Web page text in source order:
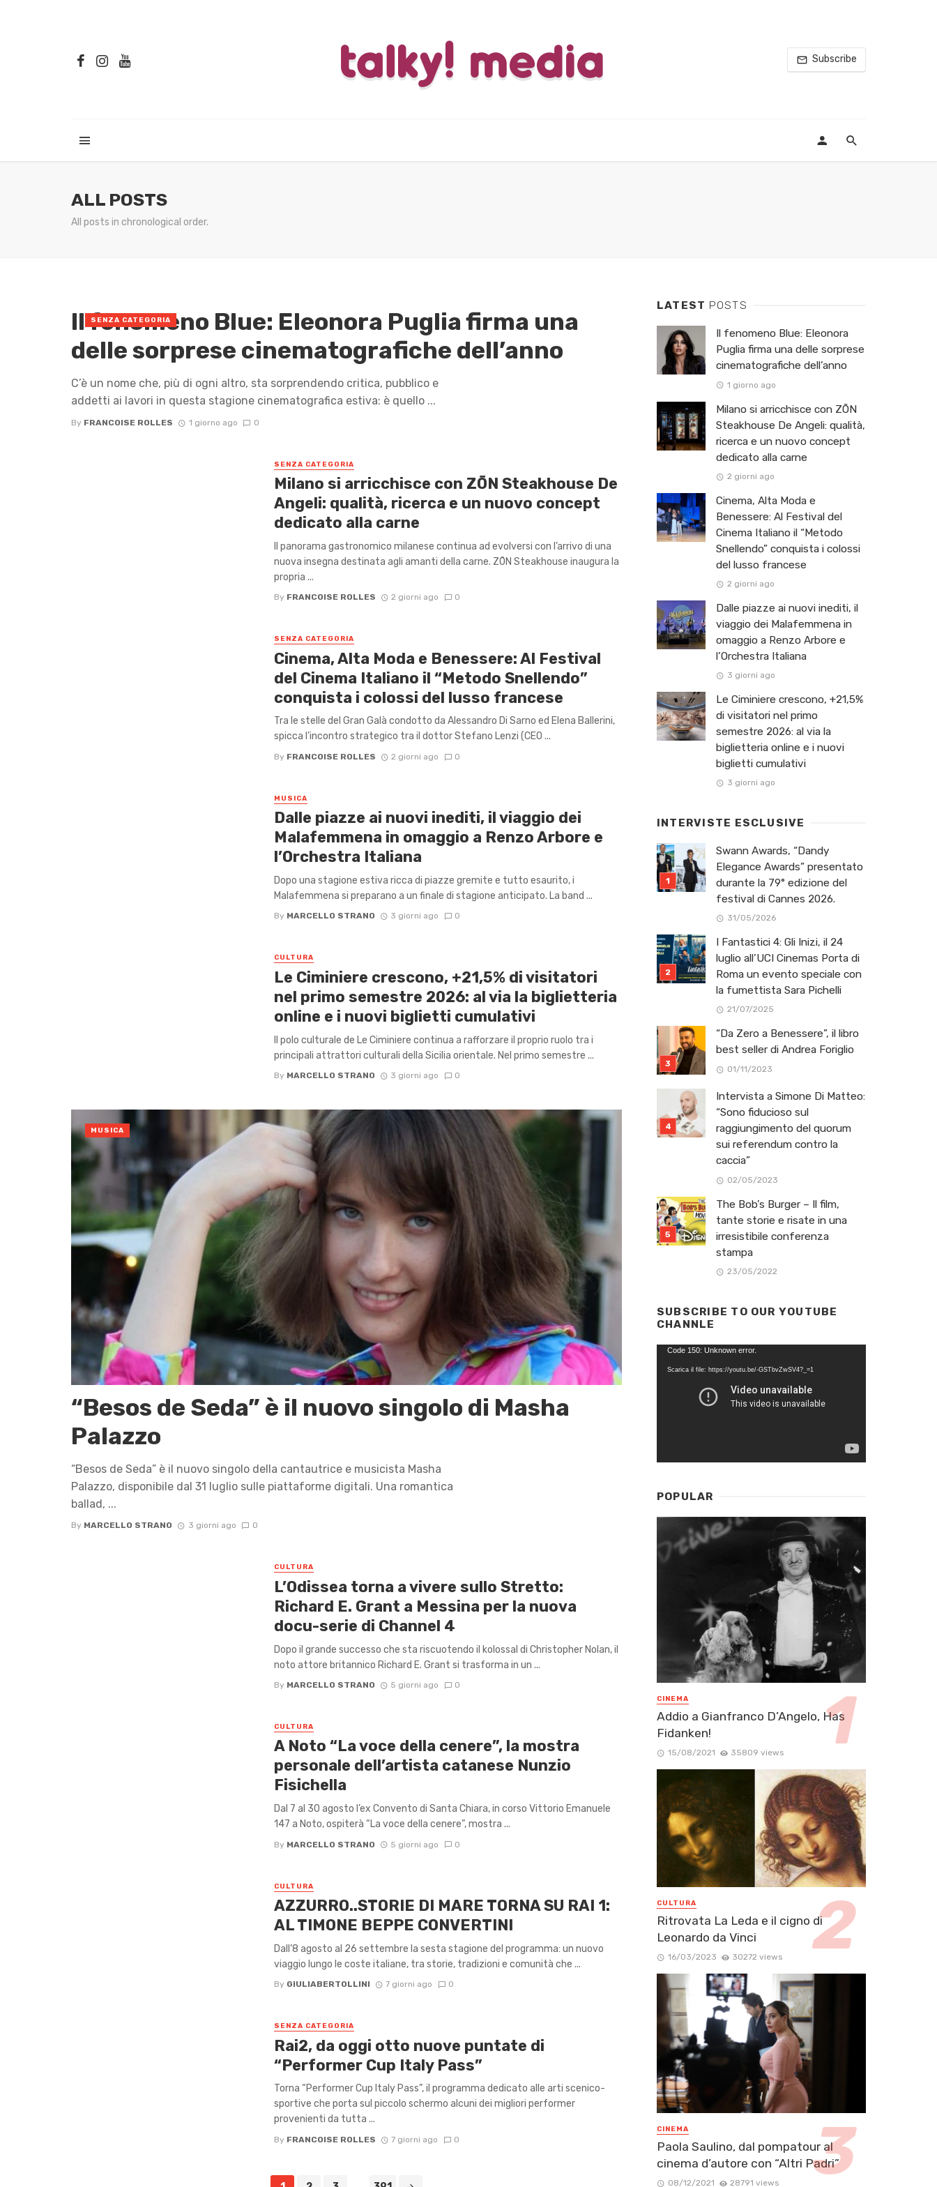
Subscribe
ALL POSTS
All posts in chronological order.
Il fenomeno Blue: Eleonora Puglia firma una
delle sorprese cinematografiche dell’anno
C’è un nome che, più di ogni altro, sta sorprendendo critica, pubblico e
addetti ai lavori in questa stagione cinematografica estiva: è quello ...
By FRANCOISE ROLLES 1 giorno ago 0
SENZA CATEGORIA
SENZA CATEGORIA
Milano si arricchisce con ZŌN Steakhouse De
Angeli: qualità, ricerca e un nuovo concept
dedicato alla carne
Il panorama gastronomico milanese continua ad evolversi con l’arrivo di una
nuova insegna destinata agli amanti della carne. ZŌN Steakhouse inaugura la
propria ...
By FRANCOISE ROLLES 2 giorni ago 0
SENZA CATEGORIA
Cinema, Alta Moda e Benessere: Al Festival
del Cinema Italiano il “Metodo Snellendo”
conquista i colossi del lusso francese
Tra le stelle del Gran Galà condotto da Alessandro Di Sarno ed Elena Ballerini,
spicca l’incontro strategico tra il dottor Stefano Lenzi (CEO ...
By FRANCOISE ROLLES 2 giorni ago 0
MUSICA
Dalle piazze ai nuovi inediti, il viaggio dei
Malafemmena in omaggio a Renzo Arbore e
l’Orchestra Italiana ​
Dopo una stagione estiva ricca di piazze gremite e tutto esaurito, i
Malafemmena si preparano a un finale di stagione anticipato. La band ...
By MARCELLO STRANO 3 giorni ago 0
CULTURA
Le Ciminiere crescono, +21,5% di visitatori
nel primo semestre 2026: al via la biglietteria
online e i nuovi biglietti cumulativi
Il polo culturale de Le Ciminiere continua a rafforzare il proprio ruolo tra i
principali attrattori culturali della Sicilia orientale. Nel primo semestre ...
By MARCELLO STRANO 3 giorni ago 0
“Besos de Seda” è il nuovo singolo di Masha
Palazzo
“Besos de Seda” è il nuovo singolo della cantautrice e musicista Masha
Palazzo, disponibile dal 31 luglio sulle piattaforme digitali. Una romantica
ballad, ...
By MARCELLO STRANO 3 giorni ago 0
MUSICA
CULTURA
L’Odissea torna a vivere sullo Stretto:
Richard E. Grant a Messina per la nuova
docu-serie di Channel 4
Dopo il grande successo che sta riscuotendo il kolossal di Christopher Nolan, il
noto attore britannico Richard E. Grant si trasforma in un ...
By MARCELLO STRANO 5 giorni ago 0
CULTURA
A Noto “La voce della cenere”, la mostra
personale dell’artista catanese Nunzio
Fisichella
Dal 7 al 30 agosto l’ex Convento di Santa Chiara, in corso Vittorio Emanuele
147 a Noto, ospiterà “La voce della cenere”, mostra ...
By MARCELLO STRANO 5 giorni ago 0
CULTURA
AZZURRO..STORIE DI MARE TORNA SU RAI 1:
AL TIMONE BEPPE CONVERTINI
Dall’8 agosto al 26 settembre la sesta stagione del programma: un nuovo
viaggio lungo le coste italiane, tra storie, tradizioni e comunità che ...
By GIULIABERTOLLINI 7 giorni ago 0
SENZA CATEGORIA
Rai2, da oggi otto nuove puntate di
“Performer Cup Italy Pass”
Torna “Performer Cup Italy Pass”, il programma dedicato alle arti scenico-
sportive che porta sul piccolo schermo alcuni dei migliori performer
provenienti da tutta ...
By FRANCOISE ROLLES 7 giorni ago 0
LATEST POSTS
Il fenomeno Blue: Eleonora
Puglia firma una delle sorprese
cinematografiche dell’anno
1 giorno ago
Milano si arricchisce con ZŌN
Steakhouse De Angeli: qualità,
ricerca e un nuovo concept
dedicato alla carne
2 giorni ago
Cinema, Alta Moda e
Benessere: Al Festival del
Cinema Italiano il “Metodo
Snellendo” conquista i colossi
del lusso francese
2 giorni ago
Dalle piazze ai nuovi inediti, il
viaggio dei Malafemmena in
omaggio a Renzo Arbore e
l’Orchestra Italiana ​
3 giorni ago
Le Ciminiere crescono, +21,5%
di visitatori nel primo
semestre 2026: al via la
biglietteria online e i nuovi
biglietti cumulativi
3 giorni ago
INTERVISTE ESCLUSIVE
Swann Awards, “Dandy
Elegance Awards” presentato
durante la 79° edizione del
festival di Cannes 2026.
31/05/2026
I Fantastici 4: Gli Inizi, il 24
luglio all’UCI Cinemas Porta di
Roma un evento speciale con
la fumettista Sara Pichelli
21/07/2025
“Da Zero a Benessere”, il libro
best seller di Andrea Foriglio
01/11/2023
Intervista a Simone Di Matteo:
“Sono fiducioso sul
raggiungimento del quorum
sui referendum contro la
caccia”
02/05/2023
The Bob’s Burger – Il film,
tante storie e risate in una
irresistibile conferenza
stampa
23/05/2022
SUBSCRIBE TO OUR YOUTUBE
CHANNLE
Video
Player
Code 150: Unknown error.
Scarica il file: https://youtu.be/-GSTbvZwSV4?_=1
POPULAR
CINEMA
Addio a Gianfranco D’Angelo, Has
Fidanken!
15/08/2021 35809 views
CULTURA
Ritrovata La Leda e il cigno di
Leonardo da Vinci
16/03/2023 30272 views
CINEMA
Paola Saulino, dal pompatour al
cinema d’autore con “Altri Padri”
08/12/2021 28791 views